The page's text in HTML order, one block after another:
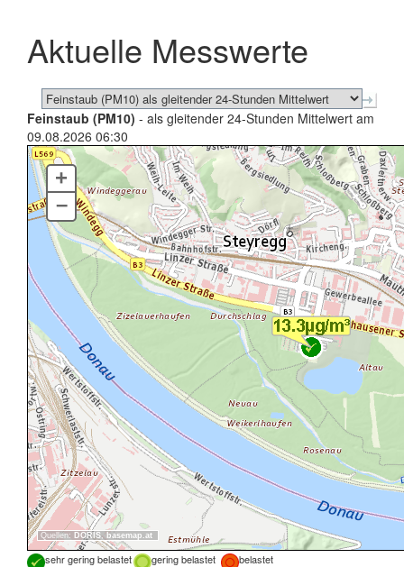
schließen
Aktuelle Messwerte
Feinstaub (PM10) - als gleitender 24-Stunden Mittelwert am
09.08.2026 06:30
Quellen: DORIS, basemap.at
+
–
sehr gering belastet gering belastet
belastet